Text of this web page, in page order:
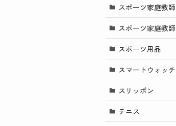
スポーツ家庭教師
スポーツ家庭教師
スポーツ用品
スマートウォッチ
スリッポン
テニス